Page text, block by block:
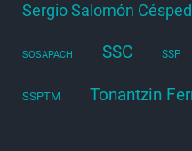
Sergio Salomón
SOSAPACH SSC SSP
SSPTM Tonantzin